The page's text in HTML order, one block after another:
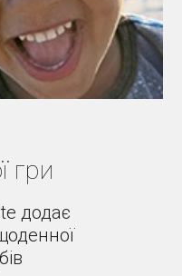
гри
додає